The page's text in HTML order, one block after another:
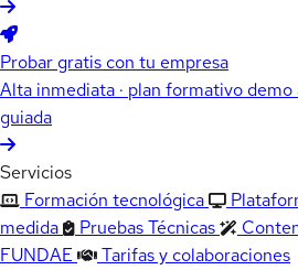
Probar gratis con tu empresa
Alta inmediata · plan formativo demo
guiada
Servicios
Formación tecnológica
medida
Pruebas Técnicas
FUNDAE
Tarifas y colaboraciones